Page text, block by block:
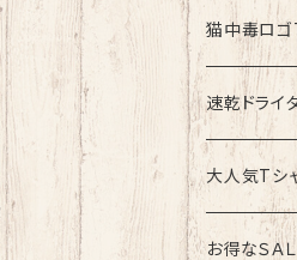
猫中毒ロゴ
速乾ドライ
綿100%ノ
速乾ドライ
大人気Tシ
お得なＳＡ